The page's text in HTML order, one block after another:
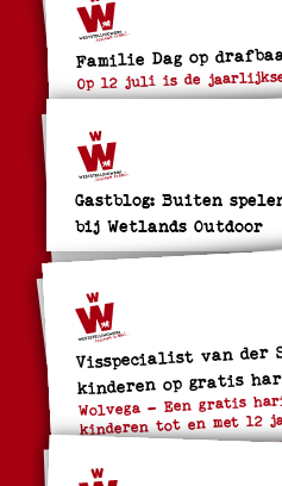
Familie Dag op
Op 12 juli is de
Gastblog: Buiten
bij Wetlands Outdoor
Visspecialist van
kinderen op gratis
Wolvega – Een gratis
kinderen tot en met 12